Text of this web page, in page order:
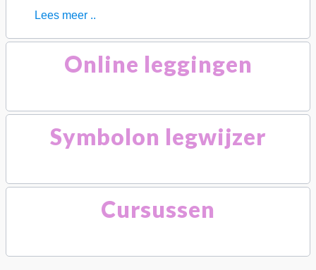
Lees meer ..
Online leggingen
Symbolon legwijzer
Cursussen